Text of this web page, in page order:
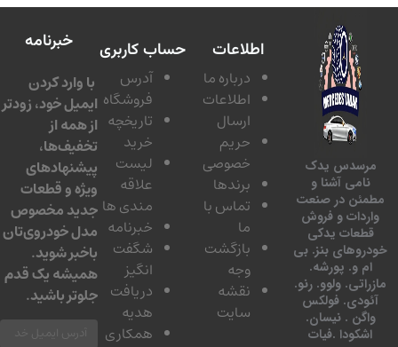
یدک
آشنا و
در صنعت
و فروش
یدکی
بنز. بی
و. پورشه.
ولوو. رنو.
فولکس
. نیسان.
.فیات
اطلاعات
درباره ما
اطلاعات
ارسال
حریم
خصوصی
برندها
تماس با
بازگشت
نقشه
سایت
حساب کاربری
آدرس
فروشگاه
تاریخچه
لیست
مندی ها
خبرنامه
شگفت
دریافت
همکاری
خبرنامه
با وارد کردن
ایمیل خود، زودتر
از همه از
تخفیف‌ها،
پیشنهادهای
ویژه و قطعات
جدید مخصوص
مدل خودروی‌تان
باخبر شوید.
همیشه یک قدم
جلوتر باشید.